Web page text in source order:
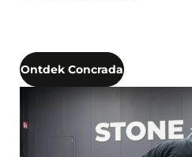
Ontdek Concrada